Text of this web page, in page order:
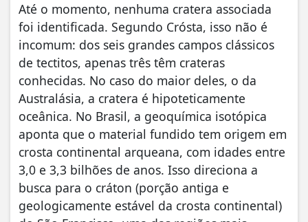
Até o momento, nenhuma cratera associada
foi identificada. Segundo Crósta, isso não é
incomum: dos seis grandes campos clássicos
de tectitos, apenas três têm crateras
conhecidas. No caso do maior deles, o da
Australásia, a cratera é hipoteticamente
oceânica. No Brasil, a geoquímica isotópica
aponta que o material fundido tem origem em
crosta continental arqueana, com idades entre
3,0 e 3,3 bilhões de anos. Isso direciona a
busca para o cráton (porção antiga e
geologicamente estável da crosta continental)